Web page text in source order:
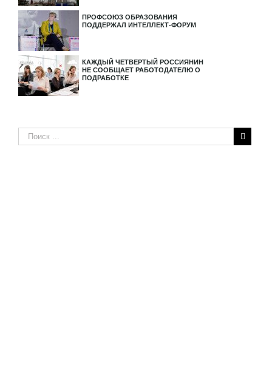
ПРОФСОЮЗ ОБРАЗОВАНИЯ
ПОДДЕРЖАЛ ИНТЕЛЛЕКТ-ФОРУМ
КАЖДЫЙ ЧЕТВЕРТЫЙ РОССИЯНИН
НЕ СООБЩАЕТ РАБОТОДАТЕЛЮ О
ПОДРАБОТКЕ